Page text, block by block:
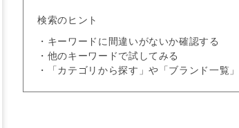
検索のヒント
・キーワードに間違いがないか確認する
・他のキーワードで試してみる
・「カテゴリから探す」や「ブランド一覧